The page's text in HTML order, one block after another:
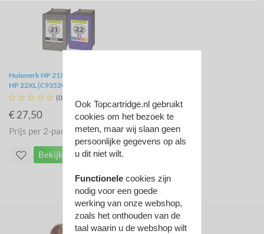
Huismerk HP 21XL (C9351CE) zwart +
HP 22XL (C9352CE) kleur (2-pack)
     (0)
€ 27,50
Prijs per 2-pack
Bekijk
Ook Topcartridge.nl gebruikt
cookies om het bezoek te
meten, maar wij slaan geen
persoonlijke gegevens op als
u dit niet wilt.
Functionele cookies zijn
nodig voor een goede
werking van onze webshop,
zoals het onthouden van de
taal waarin u de webshop wilt